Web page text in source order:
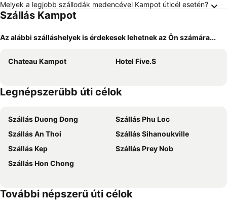
Melyek a legjobb szállodák medencével Kampot úticél esetén?
Szállás Kampot
Az alábbi szálláshelyek is érdekesek lehetnek az Ön számára...
Chateau Kampot Hotel Five.S
Legnépszerűbb úti célok
Szállás Duong Dong
Szállás Phu Loc
Szállás An Thoi
Szállás Sihanoukville
Szállás Kep
Szállás Prey Nob
Szállás Hon Chong
További népszerű úti célok